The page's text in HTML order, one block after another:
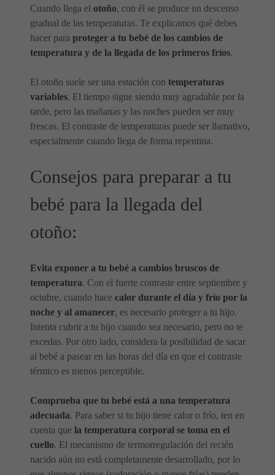
Cuando llega el otoño, con él se produce un descenso
gradual de las temperaturas. Te explicamos qué debes
hacer para proteger a tu bebé de los cambios de
temperatura y de la llegada de los primeros fríos.
El otoño suele ser una estación con temperaturas
variables. El tiempo sigue siendo muy agradable por la
tarde, pero las mañanas y las noches pueden ser muy
frescas. El contraste de temperaturas puede ser llamativo,
especialmente cuando llega de forma repentina.
Consejos para preparar a tu
bebé para la llegada del
otoño:
Evita exponer a tu bebé a cambios bruscos de
temperatura. Con el fuerte contraste entre septiembre y
octubre, cuando hace calor durante el día y frío por la
noche y al amanecer, es necesario proteger a tu hijo.
Intenta cubrir a tu hijo cuando sea necesario, pero no te
excedas. Por otro lado, considera la posibilidad de sacar
al bebé a pasear en las horas del día en que el contraste
térmico es menos perceptible.
Comprueba que tu bebé está a una temperatura
adecuada. Para saber si tu hijo tiene calor o frío, ten en
cuenta que la temperatura corporal se toma en el
cuello. El mecanismo de termorregulación del recién
nacido aún no está completamente desarrollado, por lo